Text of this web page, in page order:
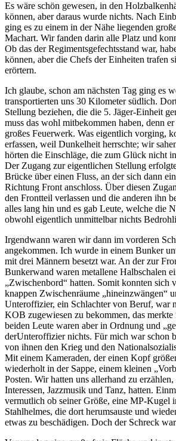
Es wäre schön gewesen, in den
können, aber daraus wurde nichts. Nach
ging es zu einem in der Nähe liegenden
Machart. Wir fanden darin alle Platz und
Ob das der Regimentsgefechtsstand war,
können, aber die Chefs der Einheiten trafen
erörtern.
Ich glaube, schon am nächsten Tag ging es
transportierten uns 30 Kilometer südlich.
Stellung beziehen, die die 5. Jäger-Einheit
muss das wohl mitbekommen haben, denn er
großes Feuerwerk. Was eigentlich vorging,
erfassen, weil Dunkelheit herrschte; wir
hörten die Einschläge, die zum Glück nicht
Der Zugang zur eigentlichen Stellung
Brücke über einen Fluss, an der sich dann
Richtung Front anschloss. Über diesen
den Frontteil verlassen und die anderen ihn
alles lang hin und es gab Leute, welche die
obwohl eigentlich unmittelbar nichts
Irgendwann waren wir dann im vorderen
angekommen. Ich wurde in einem Bunker
mit drei Männern besetzt war. An der zur
Bunkerwand waren metallene Halbschalen
Zwischenbord
hatten. Somit konnten sich
knappen Zwischenräume
hineinzwängen
Unteroffizier, ein Schlachter von Beruf, war
KOB zugewiesen zu bekommen, das merkte
beiden Leute waren aber in Ordnung und
derUnteroffizier nichts. Für mich war schon
von ihnen den Krieg und den
Mit einem Kameraden, der einen Kopf
wiederholt in der Sappe, einem kleinen
Posten. Wir hatten uns allerhand zu
Interessen, Jazzmusik und Tanz, hatten.
vermutlich ob seiner Größe, eine MP-Kugel
Stahlhelmes, die dort herumsauste und
etwas zu beschädigen. Doch der Schreck